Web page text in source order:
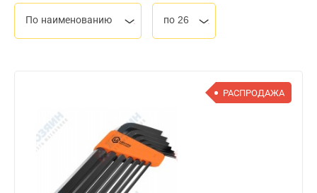
По наименованию по 26
РАСПРОДАЖА